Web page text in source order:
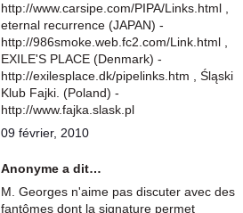
http://www.carsipe.com/PIPA/Links.html ,
eternal recurrence (JAPAN) -
http://986smoke.web.fc2.com/Link.html ,
EXILE'S PLACE (Denmark) -
http://exilesplace.dk/pipelinks.htm , Śląski
Klub Fajki. (Poland) -
http://www.fajka.slask.pl
09 février, 2010
Anonyme a dit…
M. Georges n'aime pas discuter avec des
fantômes dont la signature permet